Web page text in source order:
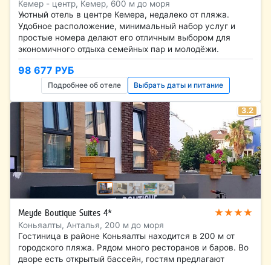
Кемер - центр, Кемер, 600 м до моря
Уютный отель в центре Кемера, недалеко от пляжа.
Удобное расположение, минимальный набор услуг и
простые номера делают его отличным выбором для
экономичного отдыха семейных пар и молодёжи.
98 677 РУБ
Подробнее об отеле Выбрать даты и питание
3.2
Meyde Boutique Suites 4* ★★★★
Коньяалты, Анталья, 200 м до моря
Гостиница в районе Коньяалты находится в 200 м от
городского пляжа. Рядом много ресторанов и баров. Во
дворе есть открытый бассейн, гостям предлагают